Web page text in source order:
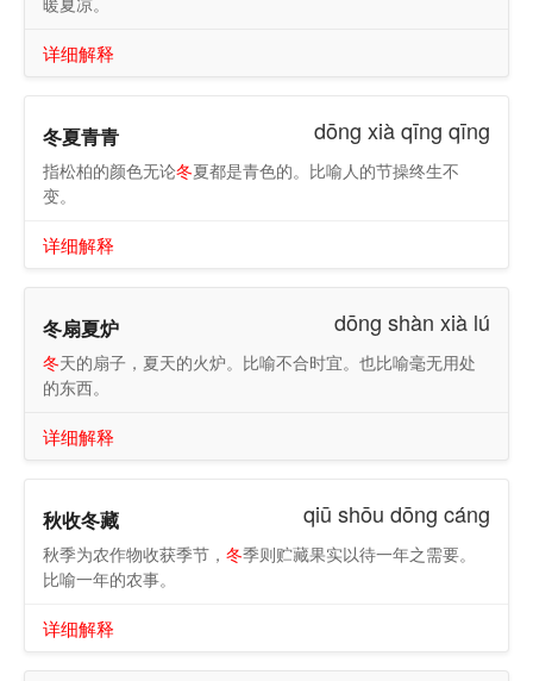
详细解释
冬夏青青 dōng xià qīng qīng
指松柏的颜色无论冬夏都是青色的。比喻人的节操终生不
变。
详细解释
冬扇夏炉 dōng shàn xià lú
冬天的扇子，夏天的火炉。比喻不合时宜。也比喻毫无用处
的东西。
详细解释
秋收冬藏 qiū shōu dōng cáng
秋季为农作物收获季节， 冬季则贮藏果实以待一年之需要。
比喻一年的农事。
详细解释